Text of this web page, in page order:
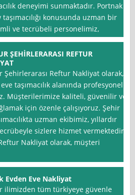
deneyimi sunmaktadır. Portnak
konusunda uzman bir
ve tecrübeli personelimiz,
ŞEHİRLERARASI REFTUR
Şehirlerarası Reftur Nakliyat olarak,
taşımacılık alanında profesyonel
Müşterilerimize kaliteli, güvenilir ve
için özenle çalışıyoruz. Şehir
uzman ekibimiz, yıllardır
sizlere hizmet vermektedir.
Nakliyat olarak, müşteri
Evden Eve Nakliyat
ilimizden tüm türkiyeye güvenle